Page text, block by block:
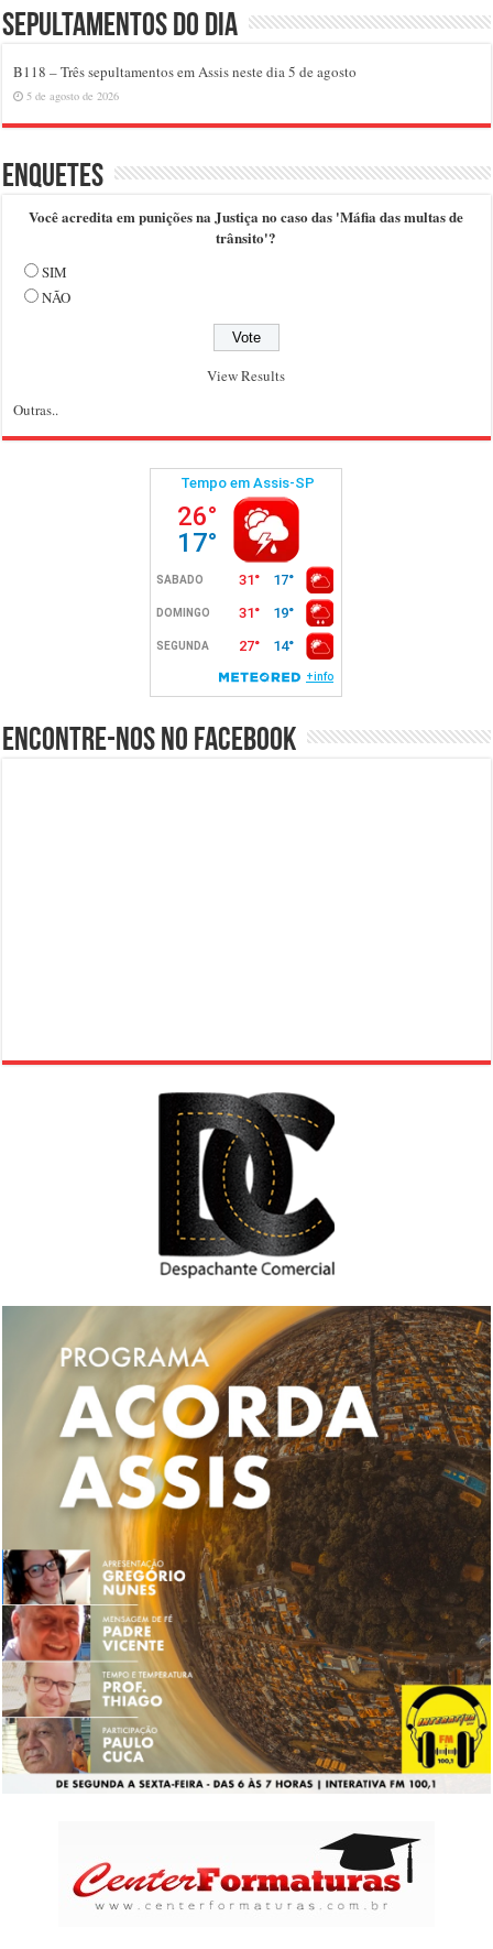
Sepultamentos do dia
B118 – Três sepultamentos em Assis neste dia 5 de agosto
5 de agosto de 2026
Enquetes
Você acredita em punições na Justiça no caso das 'Máfia das multas de
trânsito'?
SIM
NÃO
View Results
Outras..
Encontre-nos no Facebook